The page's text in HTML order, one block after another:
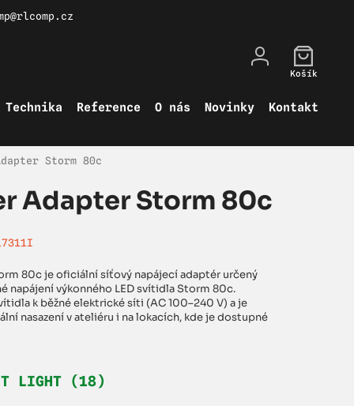
Technika Reference O nás Novinky Kontakt
Košík
Storm 80c
Adapter Storm 80c
80c je oficiální síťový napájecí adaptér určený
napájení výkonného LED svítidla Storm 80c.
k běžné elektrické síti (AC 100–240 V) a je
nasazení v ateliéru i na lokacích, kde je dostupné
LIGHT (18)